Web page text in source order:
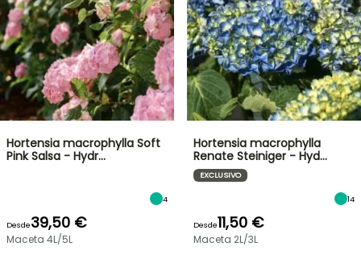
Hortensia macrophylla Soft
Pink Salsa - Hydr…
4
Desde39,50 €
Maceta 4L/5L
Hortensia macrophylla
Renate Steiniger - Hyd…
EXCLUSIVO
14
Desde11,50 €
Maceta 2L/3L